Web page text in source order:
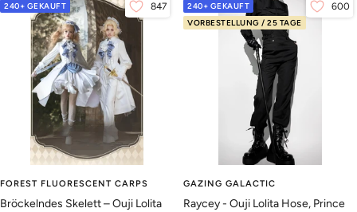
240+ GEKAUFT 847
FOREST FLUORESCENT CARPS
Bröckelndes Skelett – Ouji Lolita
240+ GEKAUFT
VORBESTELLUNG / 25 TAGE
600
GAZING GALACTIC
Raycey - Ouji Lolita Hose, Prince